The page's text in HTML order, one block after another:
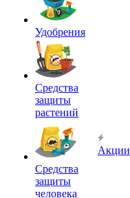
Удобрения
Средства
защиты
растений
Средства
защиты
человека
Акции